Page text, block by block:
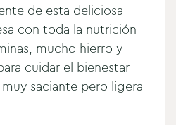
de esta deliciosa
con toda la nutrición
mucho hierro y
cuidar el bienestar
saciante pero ligera